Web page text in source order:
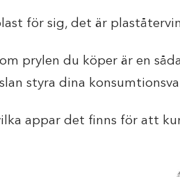
för sig, det är
prylen du köper är en
styra dina
appar det finns för att